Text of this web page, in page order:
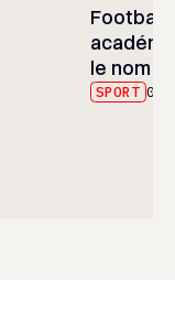
Football
le nom
SPORT 09/